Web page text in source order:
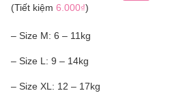
(Tiết kiệm 6.000₫)
– Size M: 6 – 11kg
– Size L: 9 – 14kg
– Size XL: 12 – 17kg